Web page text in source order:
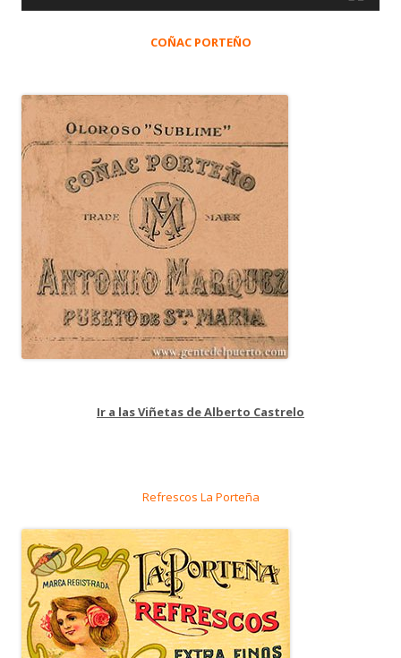
COÑAC PORTEÑO
Ir a las Viñetas de Alberto Castrelo
Refrescos La Porteña